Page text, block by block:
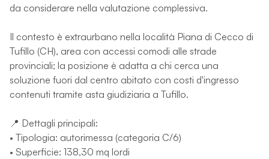
da considerare nella valutazione complessiva.
Il contesto è extraurbano nella località Piana di Cecco di
Tufillo (CH), area con accessi comodi alle strade
provinciali; la posizione è adatta a chi cerca una
soluzione fuori dal centro abitato con costi d'ingresso
contenuti tramite asta giudiziaria a Tufillo.
📍 Dettagli principali:
• Tipologia: autorimessa (categoria C/6)
• Superficie: 138,30 mq lordi